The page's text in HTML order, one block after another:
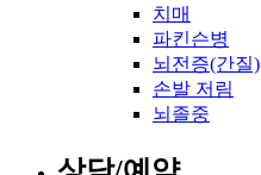
치매
파킨슨병
뇌전증(간질)
손발 저림
뇌졸중